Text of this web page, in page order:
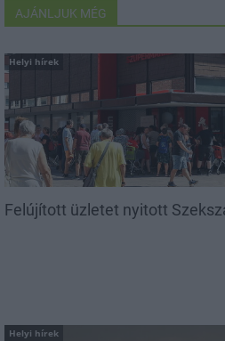
AJÁNLJUK MÉG
Helyi hírek
Felújított üzletet nyitott
Helyi hírek